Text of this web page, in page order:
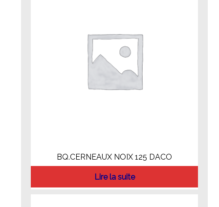
BQ.CERNEAUX NOIX 125 DACO
Lire la suite